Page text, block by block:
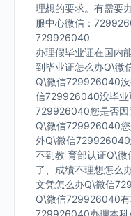
理想的要求。有需要
服中心微信：
729926040
办理假毕业证在国内
到毕业证怎么办Q\微
Q\微信729926040没
信729926040没毕业
729926040您是否因
Q\微信729926040您
外Q\微信729926040
不到教 育部认证Q\
了、成绩不理想怎么
文凭怎么办Q\微信
Q\微信729926040
729926040办理本